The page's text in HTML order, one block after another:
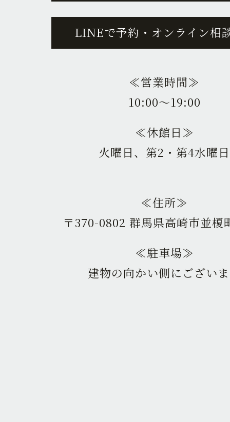
LINEで予約・オンライン相
≪営業時間≫
10:00〜19:00
≪休館日≫
火曜日、第2・第4水曜日
≪住所≫
〒370-0802 群馬県高崎市並榎
≪駐車場≫
建物の向かい側にござい